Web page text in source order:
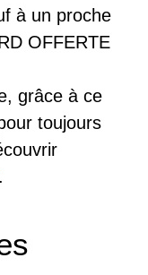
à un proche
OFFERTE
grâce à ce
toujours
.